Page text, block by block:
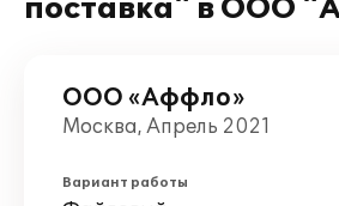
поставка" в ООО
ООО «Аффло»
Москва, Апрель 2021
Вариант работы